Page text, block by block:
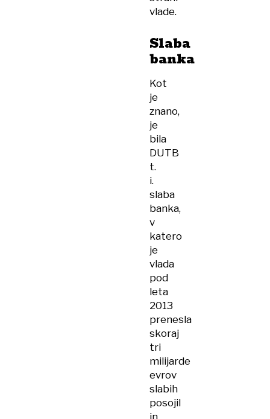
vlade.
Slaba
banka
Kot
je
znano,
je
bila
DUTB
t.
i.
slaba
banka,
v
katero
je
vlada
pod
leta
2013
prenesla
skoraj
tri
milijarde
evrov
slabih
posojil